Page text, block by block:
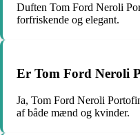
Duften Tom Ford Neroli
forfriskende og elegant.
Er Tom Ford Neroli
Ja, Tom Ford Neroli
af både mænd og kvinder.